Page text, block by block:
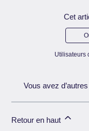
Cet
Utilisateurs
Vous avez
Retour en haut